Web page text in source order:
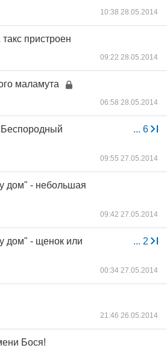
10:38 28.05.2014
пристроен
09:22 28.05.2014
маламута
06:58 28.05.2014
... 6
09:55 27.05.2014
дом" - небольшая
09:42 27.05.2014
... 2
дом" - щенок или
00:34 27.05.2014
21:46 26.05.2014
Бося!